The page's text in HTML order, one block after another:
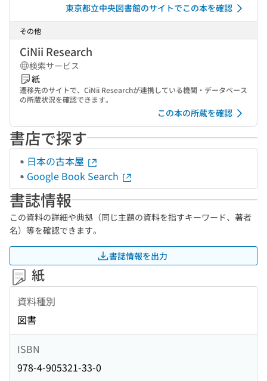
東京都立中央図書館のサイトでこの本を確認
その他
CiNii Research
検索サービス
紙
遷移先のサイトで、CiNii Researchが連携している機関・データベース
の所蔵状況を確認できます。
この本の所蔵を確認
書店で探す
日本の古本屋
Google Book Search
書誌情報
この資料の詳細や典拠（同じ主題の資料を指すキーワード、著者
名）等を確認できます。
書誌情報を出力
紙
資料種別
図書
ISBN
978-4-905321-33-0